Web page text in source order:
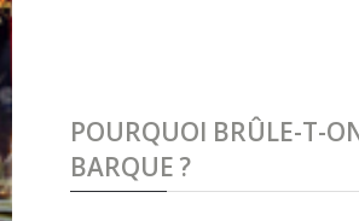
POURQUOI BRÛLE-T-
BARQUE ?